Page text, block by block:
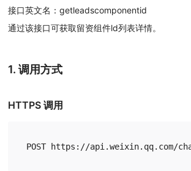
接口英文名：getleadscomponentid
通过该接口可获取留资组件ld列表详情。
1. 调用方式
HTTPS 调用